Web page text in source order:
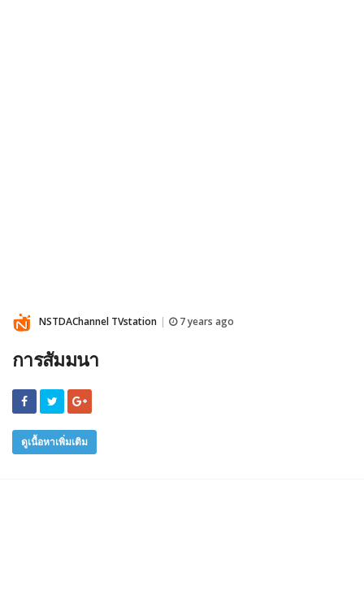
NSTDAChannel TVstation 7 years ago
การสัมมนา
ดูเนื้อหาเพิ่มเติม